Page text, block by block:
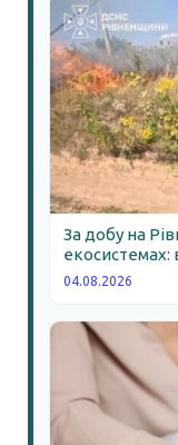
За добу на
екосистемах:
04.08.2026